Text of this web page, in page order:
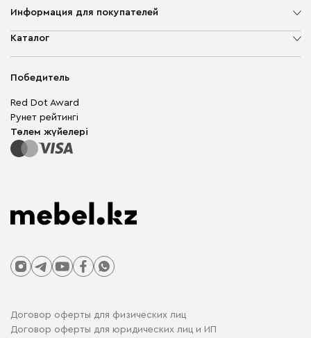
Информация для покупателей
Компания туралы
Кепілдік
Сайт картасы
Каталог
Шкаф жиһазы
Модульдік жиһаз
Үстелдер мен орындықтар
Победитель
Red Dot Award
Рунет рейтингі
Төлем жүйелері
Договор оферты для физических лиц
Договор оферты для юридических лиц и ИП